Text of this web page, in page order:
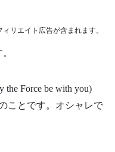
リエイト広告が含まれます。
Force be with you)
ことです。オシャレで